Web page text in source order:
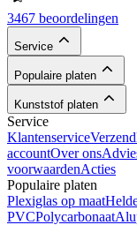
3467 beoordelingen
Service
Populaire platen
Kunststof platen
Service
Klantenservice
accountOver ons
voorwaardenActies
Populaire platen
Plexiglas op maat
PVCPolycarbonaat